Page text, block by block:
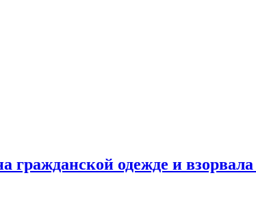
гражданской одежде и взорвала